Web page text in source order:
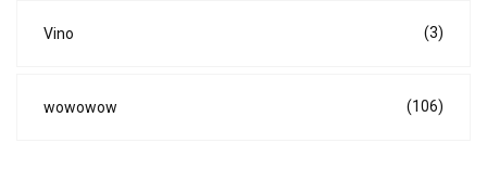
Vino (3)
wowowow (106)